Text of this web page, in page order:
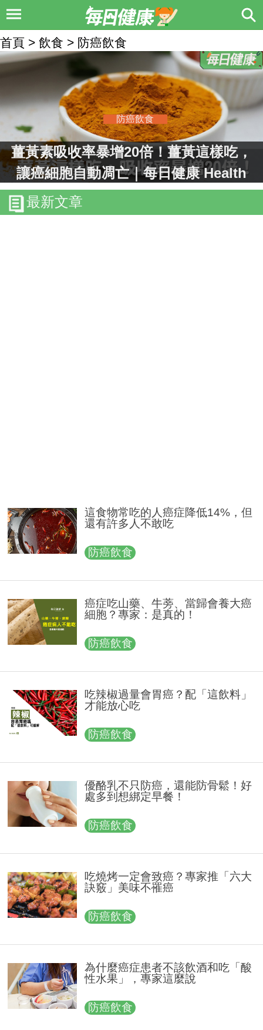
首頁 > 飲食 > 防癌飲食
防癌飲食
薑黃素吸收率暴增20倍！薑黃這樣吃，
讓癌細胞自動凋亡｜每日健康 Health
最新文章
這食物常吃的人癌症降低14%，但
還有許多人不敢吃
防癌飲食
癌症吃山藥、牛蒡、當歸會養大癌
細胞？專家：是真的！
防癌飲食
吃辣椒過量會胃癌？配「這飲料」
才能放心吃
防癌飲食
優酪乳不只防癌，還能防骨鬆！好
處多到想綁定早餐！
防癌飲食
吃燒烤一定會致癌？專家推「六大
訣竅」美味不罹癌
防癌飲食
為什麼癌症患者不該飲酒和吃「酸
性水果」，專家這麼說
防癌飲食